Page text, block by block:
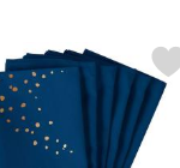
favorit
happy Birthday